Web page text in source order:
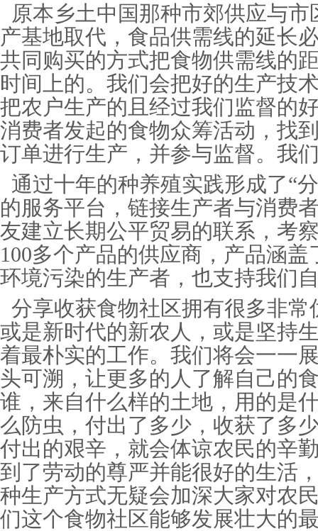
原本乡土中国那种市郊供应与
产基地取代，食品供需线的延长
共同购买的方式把食物供需线的
时间上的。我们会把好的生产技
把农户生产的且经过我们监督的
消费者发起的食物众筹活动，找
订单进行生产，并参与监督。我
通过十年的种养殖实践形成了“
的服务平台，链接生产者与消费
友建立长期公平贸易的联系，考
100多个产品的供应商，产品涵
环境污染的生产者，也支持我们
分享收获食物社区拥有很多非
或是新时代的新农人，或是坚持
着最朴实的工作。我们将会一一
头可溯，让更多的人了解自己的
谁，来自什么样的土地，用的是
么防虫，付出了多少，收获了多
付出的艰辛，就会体谅农民的辛
到了劳动的尊严并能很好的生活
种生产方式无疑会加深大家对农
们这个食物社区能够发展壮大的